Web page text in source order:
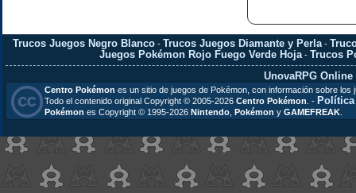
Trucos Juegos Negro Blanco- Trucos Juegos Diamante y Perla-
Juegos Pokémon Rojo Fuego Verde Hoja -Trucos
UnovaRPG Online
Centro Pokémon es un sitio de juegos de Pokémon, con información sobre
Todo el contenido original Copyright © 2005-2026 Centro Pokémon . -
Pokémon es Copyright © 1995-2026 Nintendo Pokémon y GAMEFREAK